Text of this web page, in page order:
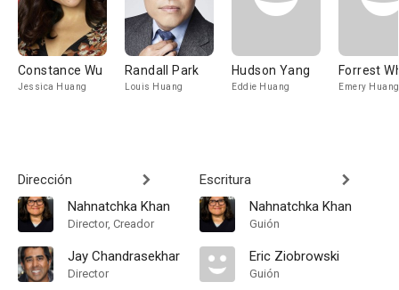
Constance Wu
Jessica Huang
Randall Park
Louis Huang
Hudson Yang
Eddie Huang
Forrest
Emery Huang
Dirección
Nahnatchka Khan
Director, Creador
Jay Chandrasekhar
Director
Escritura
Nahnatchka Khan
Guión
Eric Ziobrowski
Guión